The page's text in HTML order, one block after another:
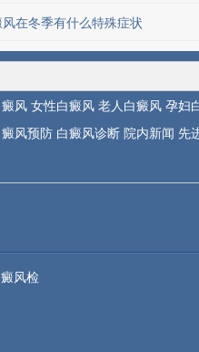
风在冬季有什么特殊症状
风女性白癜风 老人白癜风 孕妇
风预防 白癜风诊断 院内新闻 先
风检